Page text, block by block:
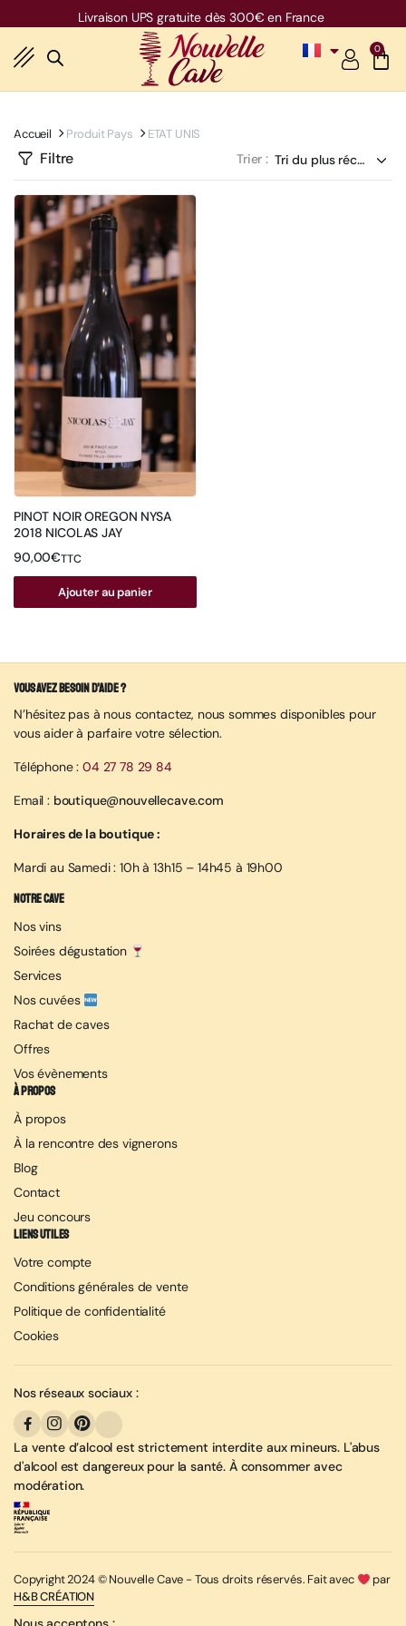
Livraison UPS gratuite dès 300€ en France
0
Accueil Produit Pays ETAT UNIS
Filtre Trier :
PINOT NOIR OREGON NYSA
2018 NICOLAS JAY
90,00€TTC
Ajouter au panier
Vous avez besoin d’aide ?
N’hésitez pas à nous contactez, nous sommes disponibles pour
vous aider à parfaire votre sélection.
Téléphone :04 27 78 29 84
Email : boutique@nouvellecave.com
Horaires de la boutique :
Mardi au Samedi : 10h à 13h15 – 14h45 à 19h00
Notre cave
Nos vins
Soirées dégustation
Services
Nos cuvées
Rachat de caves
Offres
Vos évènements
À propos
À propos
À la rencontre des vignerons
Blog
Contact
Jeu concours
Liens utiles
Votre compte
Conditions générales de vente
Politique de confidentialité
Cookies
Nos réseaux sociaux :
La vente d’alcool est strictement interdite aux mineurs. L'abus
d'alcool est dangereux pour la santé. À consommer avec
modération.
Copyright 2024 © Nouvelle Cave - Tous droits réservés. Fait avec
par
H&B CRÉATION